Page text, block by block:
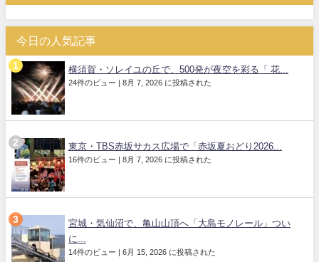
今日の人気記事
横須賀・ソレイユの丘で、500発が夜空を彩る「 花...
24件のビュー | 8月 7, 2026 に投稿された
東京・TBS赤坂サカス広場で「赤坂夏おどり2026...
16件のビュー | 8月 7, 2026 に投稿された
宮城・気仙沼で、亀山山頂へ「大島モノレール」つい
に...
14件のビュー | 6月 15, 2026 に投稿された